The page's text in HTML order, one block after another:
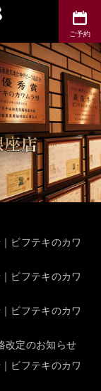
ビフテキのカワ
ビフテキのカワ
ビフテキのカワ
改定のお知らせ
ビフテキのカワ